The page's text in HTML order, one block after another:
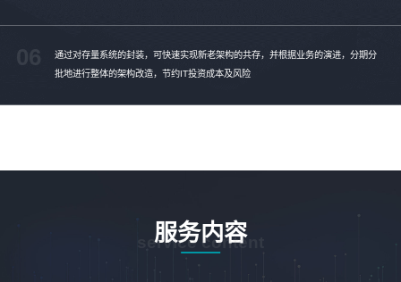
通过对存量系统的封装，可快速实现新老架构的共存，并根据业务的演进，分期分
批地进行整体的架构改造，节约IT投资成本及风险
06
服务内容
service content